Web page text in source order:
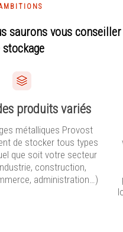
saurons vous conseiller
stockage
produits variés
métalliques Provost
de stocker tous types
que soit votre secteur
construction,
administration…)